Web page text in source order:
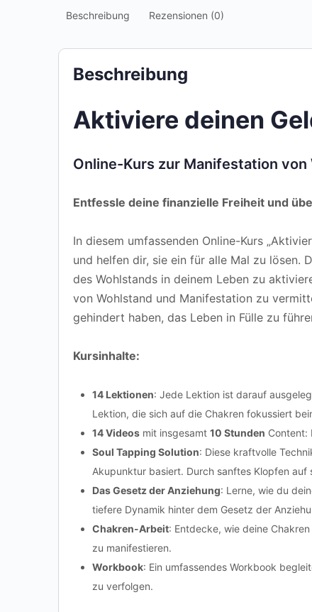
Beschreibung Rezensionen (0)
Beschreibung
Aktiviere deinen
Online-Kurs zur Manifestation von
Entfessle deine finanzielle Freiheit und
In diesem umfassenden Online-Kurs
und helfen dir, sie ein für alle Mal zu lösen.
des Wohlstands in deinem Leben zu
von Wohlstand und Manifestation zu
gehindert haben, das Leben in Fülle zu
Kursinhalte:
14 Lektionen: Jede Lektion ist darauf
Lektion, die sich auf die Chakren fokussiert
14 Videos mit insgesamt 10 Stunden Content:
Soul Tapping Solution: Diese kraftvolle
Akupunktur basiert. Durch sanftes Klopfen
Das Gesetz der Anziehung: Lerne, wie du
tiefere Dynamik hinter dem Gesetz der
Chakren-Arbeit: Entdecke, wie deine
zu manifestieren.
Workbook: Ein umfassendes Workbook
zu verfolgen.